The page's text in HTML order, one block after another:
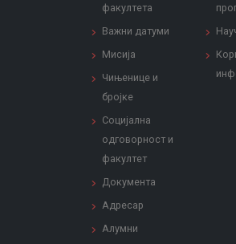
факултета
Важни датуми
Мисија
Чињенице и
бројке
Социјална
одговорност и
факултет
Документа
Адресар
Алумни